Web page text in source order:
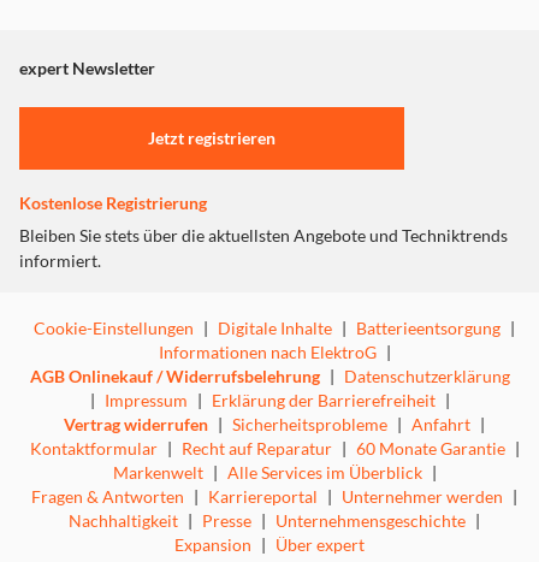
Machen Sie sich das Leben leichter. Bügelleicht. Wählen
direkt zum Tragen.
Mit dem Mehrfachwasserschutz+ von privileg können
Wasserschäden bei Ihrer Waschmaschine gar nicht erst
WATER BALANCE PLUS – SAUBER MIT GUTEM
GEWISSEN
Passt Wasser- und Energieverbrauch der Beladungsmenge
an und wäscht auch kleinere Wäscheladungen sparsam
und umweltfreundlich.
"Marketing".
Einstellungen anpassen
expert Newsletter
Jetzt registrieren
Kostenlose Registrierung
Bleiben Sie stets über die aktuellsten Angebote und Techniktrends
informiert.
Cookie-Einstellungen | Digitale Inhalte | Batterieentsorgung |
Informationen nach ElektroG |
AGB Onlinekauf / Widerrufsbelehrung | Datenschutzerklärung
| Impressum | Erklärung der Barrierefreiheit |
Vertrag widerrufen | Sicherheitsprobleme | Anfahrt |
Kontaktformular | Recht auf Reparatur | 60 Monate Garantie |
Markenwelt | Alle Services im Überblick |
Fragen & Antworten | Karriereportal | Unternehmer werden |
Nachhaltigkeit | Presse | Unternehmensgeschichte |
Expansion | Über expert